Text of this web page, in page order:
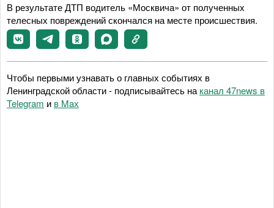
В результате ДТП водитель «Москвича» от полученных
телесных повреждений скончался на месте происшествия.
Чтобы первыми узнавать о главных событиях в
Ленинградской области - подписывайтесь на канал 47news в
Telegram и в Maх